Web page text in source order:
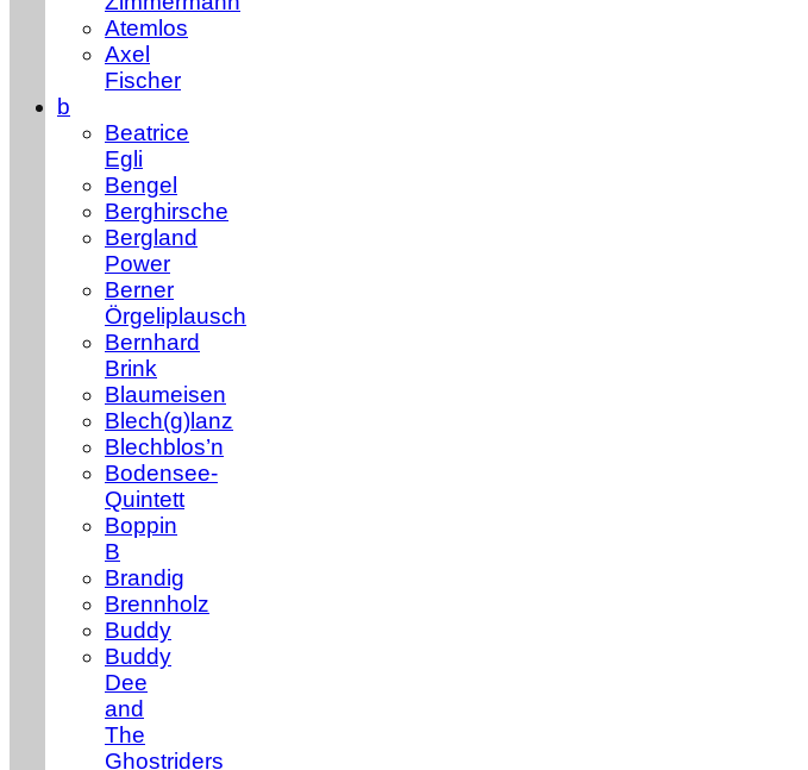
Atemlos
Axel
Fischer
b
Beatrice
Egli
Bengel
Berghirsche
Bergland
Power
Berner
Örgeliplausch
Bernhard
Brink
Blaumeisen
Blech(g)lanz
Blechblos’n
Bodensee-
Quintett
Boppin
B
Brandig
Brennholz
Buddy
Buddy
Dee
and
The
Ghostriders